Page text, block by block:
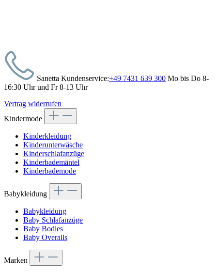
Sanetta Kundenservice:+49 7431 639 300 Mo bis Do 8-
16:30 Uhr und Fr 8-13 Uhr
Vertrag widerrufen
Kindermode
Kinderkleidung
Kinderunterwäsche
Kinderschlafanzüge
Kinderbademäntel
Kinderbademode
Babykleidung
Babykleidung
Baby Schlafanzüge
Baby Bodies
Baby Overalls
Marken